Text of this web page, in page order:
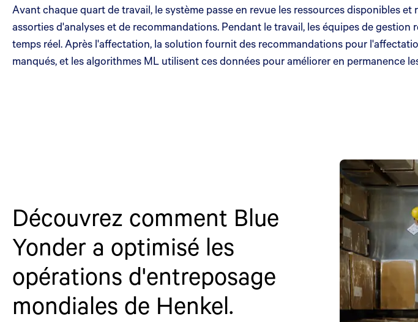
Avant chaque quart de travail, le système passe en revue les ressources disponibles
assorties d'analyses et de recommandations. Pendant le travail, les équipes de
temps réel. Après l'affectation, la solution fournit des recommandations pour
manqués, et les algorithmes ML utilisent ces données pour améliorer en permanence
Découvrez comment Blue
Yonder a optimisé les
opérations d'entreposage
mondiales de Henkel.